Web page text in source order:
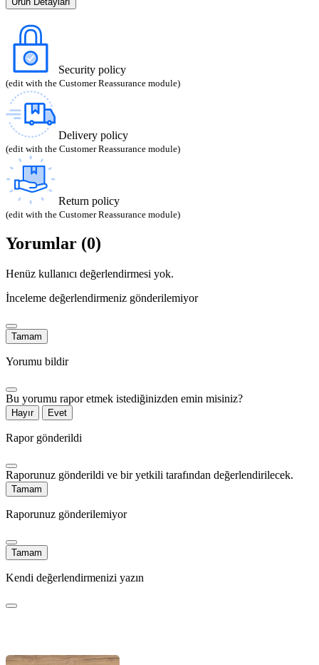
Security policy
(edit with the Customer Reassurance module)
Delivery policy
(edit with the Customer Reassurance module)
Return policy
(edit with the Customer Reassurance module)
Yorumlar (0)
Henüz kullanıcı değerlendirmesi yok.
İnceleme değerlendirmeniz gönderilemiyor
Tamam
Yorumu bildir
Bu yorumu rapor etmek istediğinizden emin misiniz?
Hayır Evet
Rapor gönderildi
Raporunuz gönderildi ve bir yetkili tarafından değerlendirilecek.
Tamam
Raporunuz gönderilemiyor
Tamam
Kendi değerlendirmenizi yazın